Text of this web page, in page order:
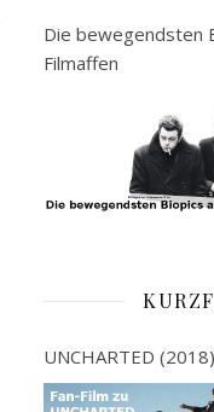
Die bewegendsten
Filmaffen
UNCHARTED (2018)